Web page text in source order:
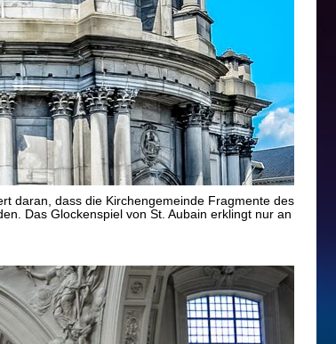
daran, dass die Kirchengemeinde Fragmente des
Das Glockenspiel von St. Aubain erklingt nur an